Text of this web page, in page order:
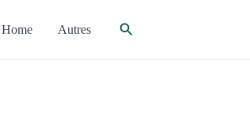
Home Autres Rechercher